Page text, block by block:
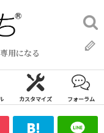
用になる
検
索:
カスタマイズ フォーラム